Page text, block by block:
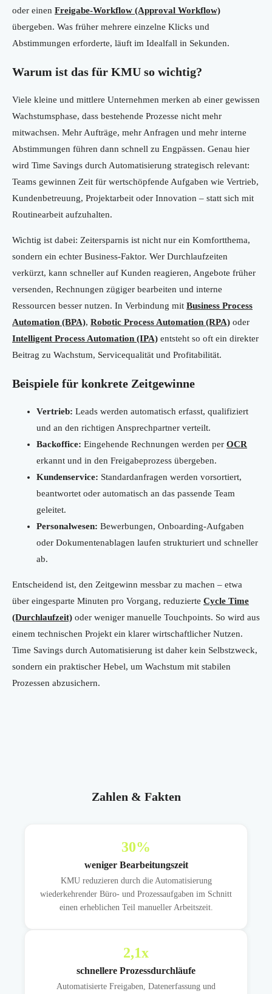
oder einen Freigabe-Workflow (Approval Workflow)
übergeben. Was früher mehrere einzelne Klicks und
Abstimmungen erforderte, läuft im Idealfall in Sekunden.
Warum ist das für KMU so wichtig?
Viele kleine und mittlere Unternehmen merken ab einer gewissen
Wachstumsphase, dass bestehende Prozesse nicht mehr
mitwachsen. Mehr Aufträge, mehr Anfragen und mehr interne
Abstimmungen führen dann schnell zu Engpässen. Genau hier
wird Time Savings durch Automatisierung strategisch relevant:
Teams gewinnen Zeit für wertschöpfende Aufgaben wie Vertrieb,
Kundenbetreuung, Projektarbeit oder Innovation – statt sich mit
Routinearbeit aufzuhalten.
Wichtig ist dabei: Zeitersparnis ist nicht nur ein Komfortthema,
sondern ein echter Business-Faktor. Wer Durchlaufzeiten
verkürzt, kann schneller auf Kunden reagieren, Angebote früher
versenden, Rechnungen zügiger bearbeiten und interne
Ressourcen besser nutzen. In Verbindung mit Business Process
Automation (BPA), Robotic Process Automation (RPA) oder
Intelligent Process Automation (IPA) entsteht so oft ein direkter
Beitrag zu Wachstum, Servicequalität und Profitabilität.
Beispiele für konkrete Zeitgewinne
Vertrieb: Leads werden automatisch erfasst, qualifiziert
und an den richtigen Ansprechpartner verteilt.
Backoffice: Eingehende Rechnungen werden per OCR
erkannt und in den Freigabeprozess übergeben.
Kundenservice: Standardanfragen werden vorsortiert,
beantwortet oder automatisch an das passende Team
geleitet.
Personalwesen: Bewerbungen, Onboarding-Aufgaben
oder Dokumentenablagen laufen strukturiert und schneller
ab.
Entscheidend ist, den Zeitgewinn messbar zu machen – etwa
über eingesparte Minuten pro Vorgang, reduzierte Cycle Time
(Durchlaufzeit) oder weniger manuelle Touchpoints. So wird aus
einem technischen Projekt ein klarer wirtschaftlicher Nutzen.
Time Savings durch Automatisierung ist daher kein Selbstzweck,
sondern ein praktischer Hebel, um Wachstum mit stabilen
Prozessen abzusichern.
Zahlen & Fakten
30%
weniger Bearbeitungszeit
KMU reduzieren durch die Automatisierung
wiederkehrender Büro- und Prozessaufgaben im Schnitt
einen erheblichen Teil manueller Arbeitszeit.
2,1x
schnellere Prozessdurchläufe
Automatisierte Freigaben, Datenerfassung und